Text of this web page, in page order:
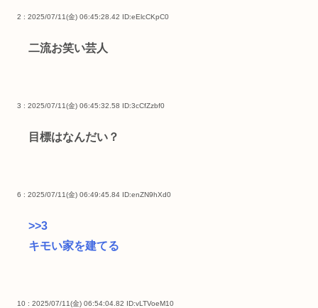
2 : 2025/07/11(金) 06:45:28.42 ID:eElcCKpC0
二流お笑い芸人
3 : 2025/07/11(金) 06:45:32.58 ID:3cCfZzbf0
目標はなんだい？
6 : 2025/07/11(金) 06:49:45.84 ID:enZN9hXd0
>>3
キモい家を建てる
10 : 2025/07/11(金) 06:54:04.82 ID:vLTVoeM10